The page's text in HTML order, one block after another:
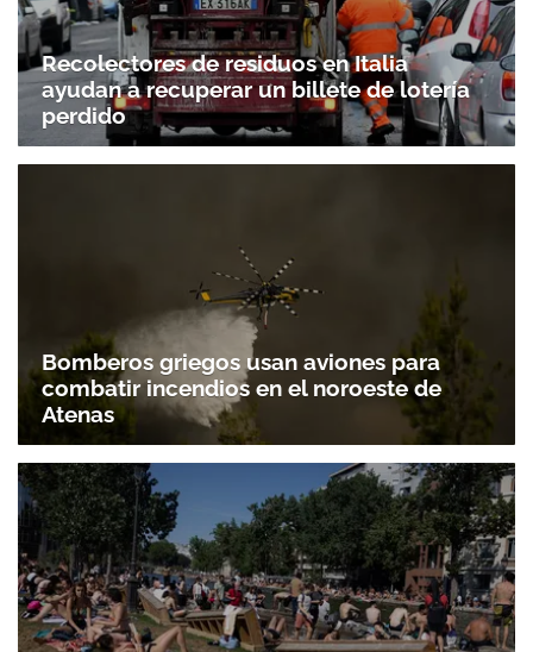
Recolectores de residuos en Italia
ayudan a recuperar un billete de lotería
perdido
Bomberos griegos usan aviones para
combatir incendios en el noroeste de
Atenas